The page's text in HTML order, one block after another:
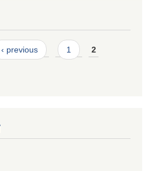
‹ previous 1 2